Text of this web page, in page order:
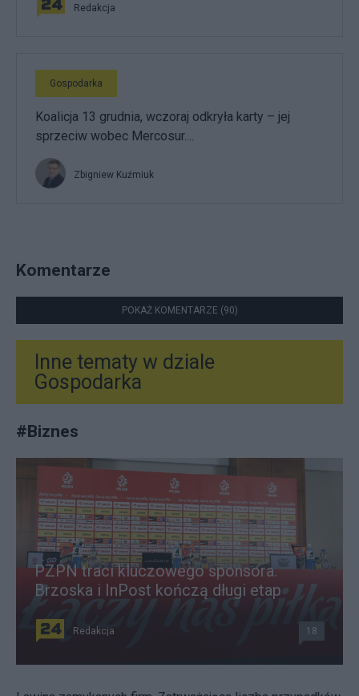
Redakcja
Gospodarka
Koalicja 13 grudnia, wczoraj odkryła karty – jej
sprzeciw wobec Mercosur....
Zbigniew Kuźmiuk
Komentarze
POKAŻ KOMENTARZE (90)
Inne tematy w dziale
Gospodarka
#Biznes
PZPN traci kluczowego sponsora.
Brzoska i InPost kończą długi etap
Redakcja 18